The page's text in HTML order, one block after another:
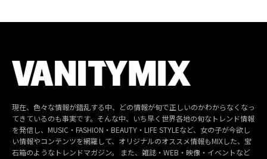
現在、色々な情報が錯乱する中、どの情報が旬で正しいのかわからなくなっ
てきているのも事実です。そんな中、いち早く世界各地の旬なトレンド情報
を発信し、MUSIC・FASHION・BEAUTY・LIFE STYLEなど、女の子が今欲し
い情報やコンテンツを網羅して、オリジナルのオススメ情報もMIXした、宝
石箱のようなトレンドマガジン。 また、雑誌・WEB・映像・イベントなど